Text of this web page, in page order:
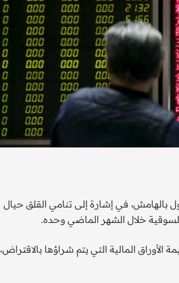
بالهامش، في إشارة إلى تنامي القلق حيال
يتعين على المستثمرين توفير هامش يعادل 100% من قيمة الأوراق المالية التي يتم شراؤها بالاقتراض،